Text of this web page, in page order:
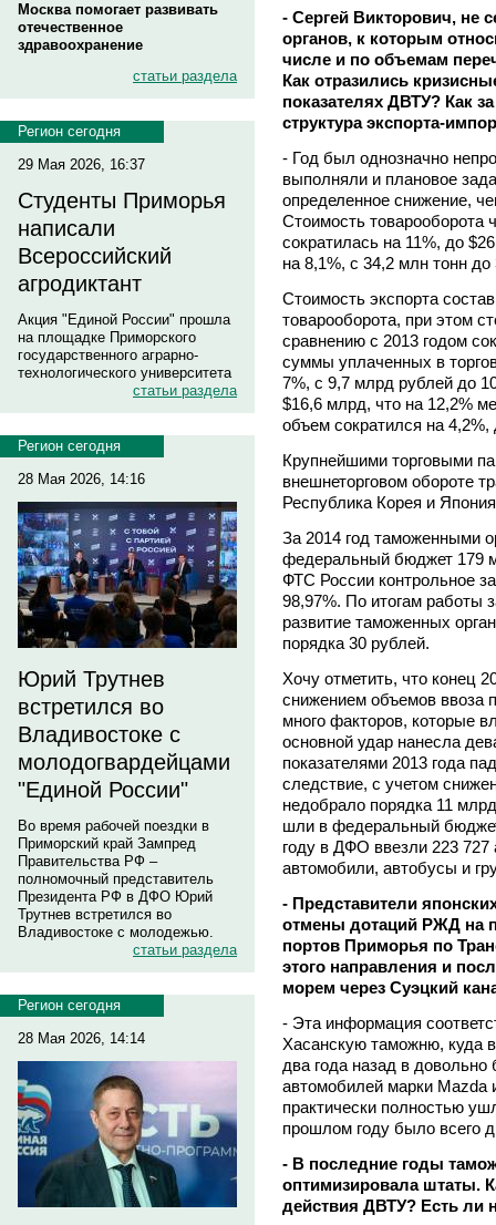
Москва помогает развивать
отечественное
здравоохранение
статьи раздела
Регион сегодня
29 Мая 2026, 16:37
Студенты Приморья
написали
Всероссийский
агродиктант
Акция "Единой России" прошла
на площадке Приморского
государственного аграрно-
технологического университета
статьи раздела
Регион сегодня
28 Мая 2026, 14:16
Юрий Трутнев
встретился во
Владивостоке с
молодогвардейцами
"Единой России"
Во время рабочей поездки в
Приморский край Зампред
Правительства РФ –
полномочный представитель
Президента РФ в ДФО Юрий
Трутнев встретился во
Владивостоке с молодежью.
статьи раздела
Регион сегодня
28 Мая 2026, 14:14
- Сергей Викторович, не
органов, к которым
числе и по объемам
Как отразились
показателях ДВТУ? Как
структура экспорта-
- Год был однозначно
выполняли и плановое
определенное снижение,
Стоимость товарооборота
сократилась на 11%, до
на 8,1%, с 34,2 млн тонн
Стоимость экспорта
товарооборота, при этом
сравнению с 2013 годом
суммы уплаченных в
7%, с 9,7 млрд рублей до
$16,6 млрд, что на 12,2%
объем сократился на
Крупнейшими торговыми
внешнеторговом обороте
Республика Корея и
За 2014 год таможенными
федеральный бюджет 179
ФТС России контрольное
98,97%. По итогам работы
развитие таможенных
порядка 30 рублей.
Хочу отметить, что конец
снижением объемов ввоза
много факторов, которые
основной удар нанесла
показателями 2013 года
следствие, с учетом
недобрало порядка 11
шли в федеральный
году в ДФО ввезли 223 727
автомобили, автобусы и
- Представители
отмены дотаций РЖД на
портов Приморья по
этого направления и
морем через Суэцкий
- Эта информация
Хасанскую таможню, куда
два года назад в
автомобилей марки Mazda
практически полностью
прошлом году было всего
- В последние годы
оптимизировала штаты.
действия ДВТУ? Есть ли